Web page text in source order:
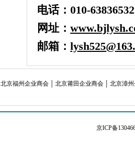
电话： 010-
网址：
邮箱：
北京福州企业商会 北京莆田企业商会 北京漳
京ICP备